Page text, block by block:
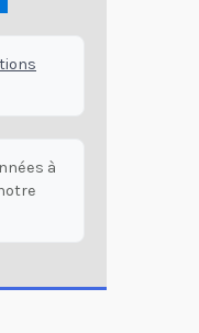
à